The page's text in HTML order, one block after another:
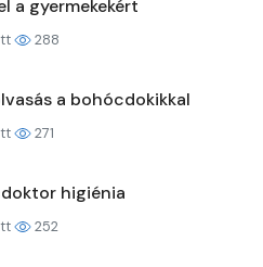
a gyermekekért
288
a bohócdokikkal
271
higiénia
252